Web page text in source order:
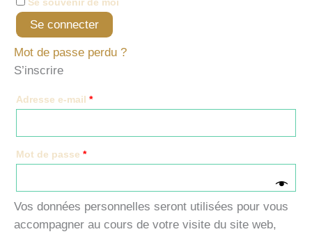
Se souvenir de moi
Se connecter
Mot de passe perdu ?
S’inscrire
Adresse e-mail *Obligatoire
Mot de passe *Obligatoire
Vos données personnelles seront utilisées pour vous
accompagner au cours de votre visite du site web,